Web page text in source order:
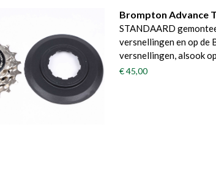
Brompton Advance
STANDAARD
versnellingen en op de
versnellingen, alsook
€ 45,00